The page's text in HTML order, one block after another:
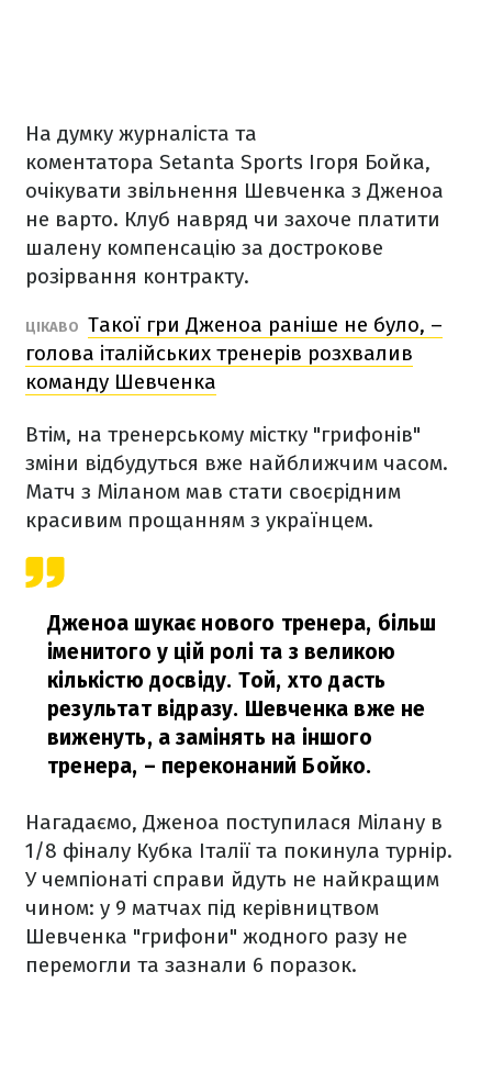
На думку журналіста та
коментатора Setanta Sports Ігоря Бойка,
очікувати звільнення Шевченка з Дженоа
не варто. Клуб навряд чи захоче платити
шалену компенсацію за дострокове
розірвання контракту.
ЦІКАВО Такої гри Дженоа раніше не було, –
голова італійських тренерів розхвалив
команду Шевченка
Втім, на тренерському містку "грифонів"
зміни відбудуться вже найближчим часом.
Матч з Міланом мав стати своєрідним
красивим прощанням з українцем.
Дженоа шукає нового тренера, більш
іменитого у цій ролі та з великою
кількістю досвіду. Той, хто дасть
результат відразу. Шевченка вже не
виженуть, а замінять на іншого
тренера, – переконаний Бойко.
Нагадаємо, Дженоа поступилася Мілану в
1/8 фіналу Кубка Італії та покинула турнір.
У чемпіонаті справи йдуть не найкращим
чином: у 9 матчах під керівництвом
Шевченка "грифони" жодного разу не
перемогли та зазнали 6 поразок.